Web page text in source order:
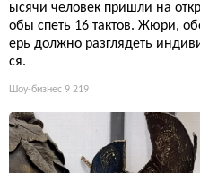
ысячи человек пришли на
обы спеть 16 тактов. Жюри,
ерь должно разглядеть
ся.
Шоу-бизнес 9 219